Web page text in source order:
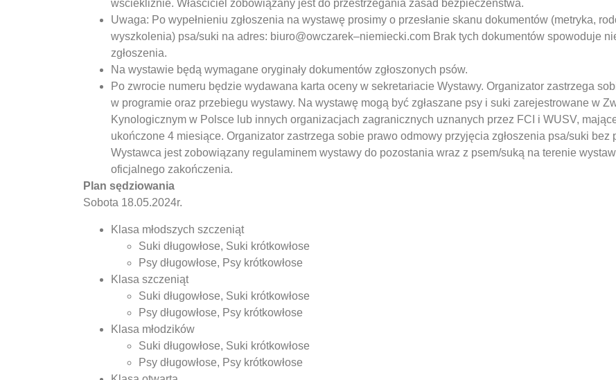
wściekliźnie. Właściciel zobowiązany jest do przestrzegania zasad bezpieczeństwa.
Uwaga: Po wypełnieniu zgłoszenia na wystawę prosimy o przesłanie skanu dokumentów (metryka,
wyszkolenia) psa/suki na adres: biuro@owczarek–niemiecki.com Brak tych dokumentów spowoduje
zgłoszenia.
Na wystawie będą wymagane oryginały dokumentów zgłoszonych psów.
Po zwrocie numeru będzie wydawana karta oceny w sekretariacie Wystawy. Organizator zastrzega
w programie oraz przebiegu wystawy. Na wystawę mogą być zgłaszane psy i suki zarejestrowane w
Kynologicznym w Polsce lub innych organizacjach zagranicznych uznanych przez FCI i WUSV,
ukończone 4 miesiące. Organizator zastrzega sobie prawo odmowy przyjęcia zgłoszenia psa/suki bez
Wystawca jest zobowiązany regulaminem wystawy do pozostania wraz z psem/suką na terenie
oficjalnego zakończenia.
Plan sędziowania
Sobota 18.05.2024r.
Klasa młodszych szczeniąt
Suki długowłose, Suki krótkowłose
Psy długowłose, Psy krótkowłose
Klasa szczeniąt
Suki długowłose, Suki krótkowłose
Psy długowłose, Psy krótkowłose
Klasa młodzików
Suki długowłose, Suki krótkowłose
Psy długowłose, Psy krótkowłose